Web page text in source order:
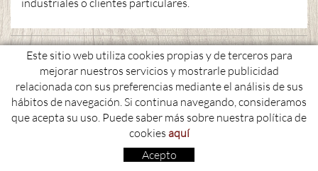
industriales o clientes particulares.
C. Conflent, 3 i 5 - 17800 OLOT
Polígon Industrial, Sector la Canya
972 27 10 25 - 608 43 46 59
fusteria@albertpuigvert.com
Condiciones de uso
micrològic s.l.u
Este sitio web utiliza cookies propias y de terceros para
mejorar nuestros servicios y mostrarle publicidad
relacionada con sus preferencias mediante el análisis de sus
hábitos de navegación. Si continua navegando, consideramos
que acepta su uso. Puede saber más sobre nuestra política de
cookies aquí
Acepto